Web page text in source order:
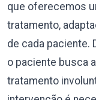
que oferecemos
tratamento,
de cada paciente.
o paciente busca
tratamento